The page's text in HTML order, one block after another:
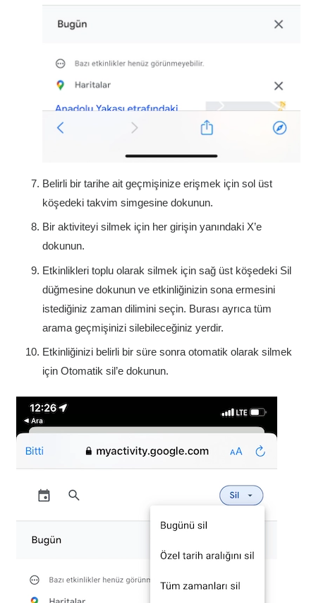
Belirli bir tarihe ait geçmişinize erişmek için sol üst
köşedeki takvim simgesine dokunun.
Bir aktiviteyi silmek için her girişin yanındaki X’e
dokunun.
Etkinlikleri toplu olarak silmek için sağ üst köşedeki Sil
düğmesine dokunun ve etkinliğinizin sona ermesini
istediğiniz zaman dilimini seçin. Burası ayrıca tüm
arama geçmişinizi silebileceğiniz yerdir.
Etkinliğinizi belirli bir süre sonra otomatik olarak silmek
için Otomatik sil’e dokunun.